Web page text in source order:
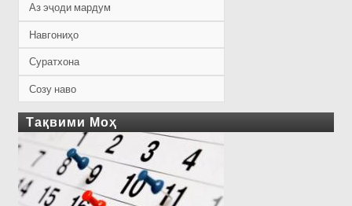
Аз эҷоди мардум
Навгониҳо
Суратхона
Созу наво
Тақвими Моҳ